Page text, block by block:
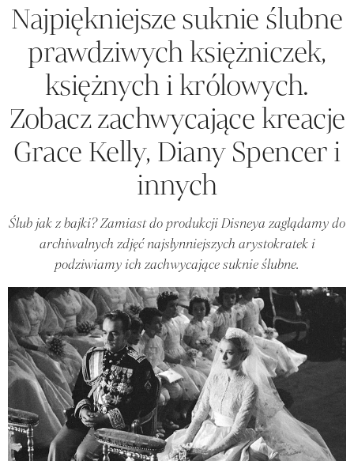
Najpiękniejsze suknie ślubne
prawdziwych księżniczek,
księżnych i królowych.
Zobacz zachwycające kreacje
Grace Kelly, Diany Spencer i
innych
Ślub jak z bajki? Zamiast do produkcji Disneya zaglądamy do
archiwalnych zdjęć najsłynniejszych arystokratek i
podziwiamy ich zachwycające suknie ślubne.